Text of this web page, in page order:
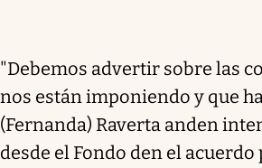
"Debemos advertir sobre las
nos están imponiendo y que
(Fernanda) Raverta anden
desde el Fondo den el acuerdo